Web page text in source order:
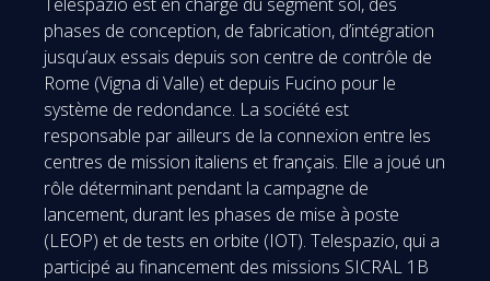
phases de conception, de fabrication, d’intégration
jusqu’aux essais depuis son centre de contrôle de
Rome (Vigna di Valle) et depuis Fucino pour le
système de redondance. La société est
responsable par ailleurs de la connexion entre les
centres de mission italiens et français. Elle a joué un
rôle déterminant pendant la campagne de
lancement, durant les phases de mise à poste
(LEOP) et de tests en orbite (IOT). Telespazio, qui a
participé au financement des missions SICRAL 1B